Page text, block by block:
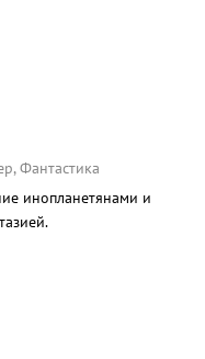
Фантастика
инопланетянами и